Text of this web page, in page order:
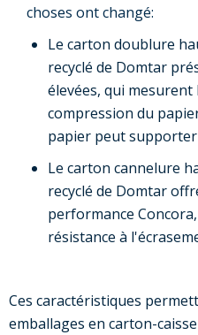
choses ont changé:
Le carton doublure
recyclé de Domtar
élevées, qui mesurent
compression du
papier peut
Le carton cannelure
recyclé de Domtar
performance
résistance à
Ces caractéristiques
emballages en carton-